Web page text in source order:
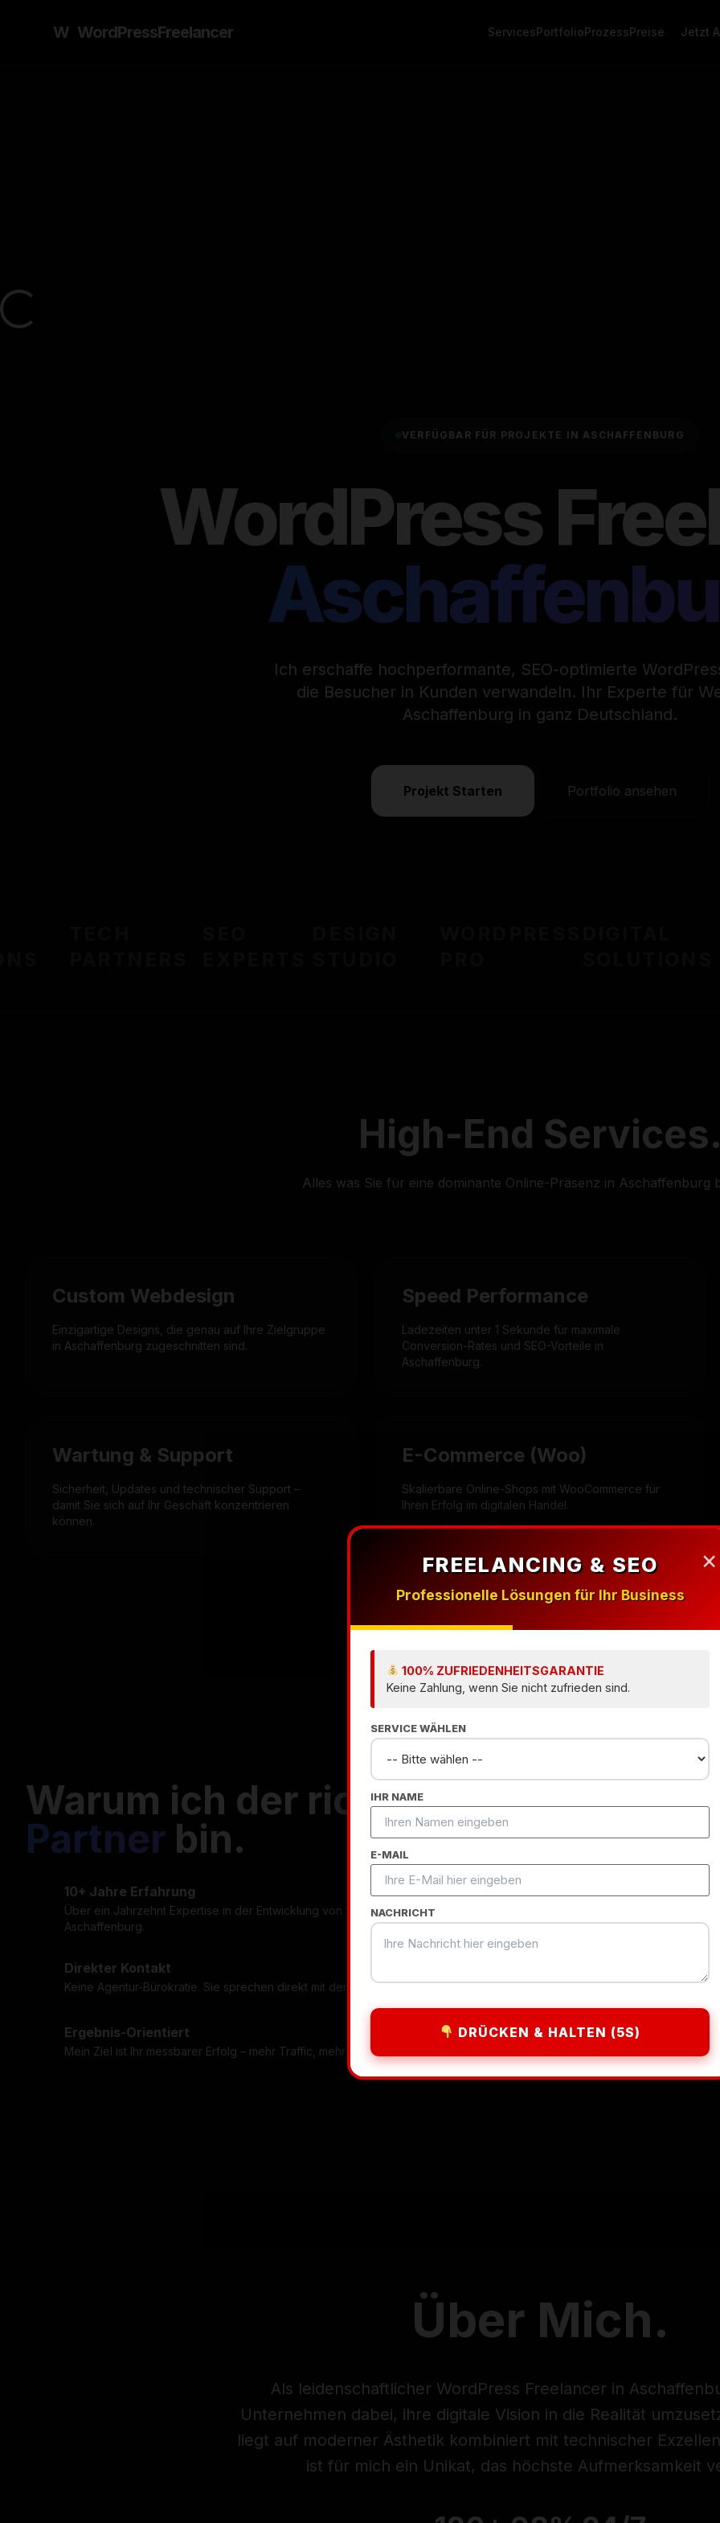
×
FREELANCING & SEO
Professionelle Lösungen für Ihr Business
100% ZUFRIEDENHEITSGARANTIE
Keine Zahlung, wenn Sie nicht zufrieden sind.
SERVICE WÄHLEN
IHR NAME
E-MAIL
NACHRICHT
DRÜCKEN & HALTEN (5S)
W WordPressFreelancer ServicesPortfolioProzessPreise Jetzt
VERFÜGBAR FÜR PROJEKTE IN ASCHAFFENBURG
WordPress
Ich erschaffe hochperformante, SEO-optimierte
die Besucher in Kunden verwandeln. Ihr Experte für
Aschaffenburg in ganz Deutschland.
Projekt Starten Portfolio ansehen
High-End Services.
Alles was Sie für eine dominante Online-Präsenz in Aschaffenburg
Custom Webdesign
Einzigartige Designs, die genau auf Ihre Zielgruppe
in Aschaffenburg zugeschnitten sind.
Speed Performance
Ladezeiten unter 1 Sekunde für maximale
Conversion-Rates und SEO-Vorteile in
Aschaffenburg.
Wartung & Support
Sicherheit, Updates und technischer Support –
damit Sie sich auf Ihr Geschäft konzentrieren
können.
E-Commerce (Woo)
Skalierbare Online-Shops mit WooCommerce für
Ihren Erfolg im digitalen Handel.
Warum ich der richtige
Partner bin.
10+ Jahre Erfahrung
Über ein Jahrzehnt Expertise in der Entwicklung von WordPress-Lösungen in
Aschaffenburg.
Direkter Kontakt
Keine Agentur-Bürokratie. Sie sprechen direkt mit dem Entwickler Ihres Projekts.
Ergebnis-Orientiert
Mein Ziel ist Ihr messbarer Erfolg – mehr Traffic, mehr Leads, mehr Umsatz.
Über Mich.
Als leidenschaftlicher WordPress Freelancer in
Unternehmen dabei, ihre digitale Vision in die Realität
liegt auf moderner Ästhetik kombiniert mit technischer
ist für mich ein Unikat, das höchste Aufmerksamkeit